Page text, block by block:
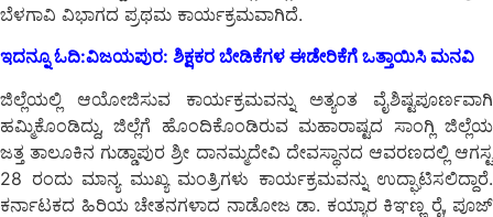
ಬೆಳಗಾವಿ ವಿಭಾಗದ ಪ್ರಥಮ ಕಾರ್ಯಕ್ರಮವಾಗಿದೆ.
ಇದನ್ನೂ ಓದಿ:ವಿಜಯಪುರ: ಶಿಕ್ಷಕರ ಬೇಡಿಕೆಗಳ ಈಡೇರಿಕೆಗೆ ಒತ್ತಾಯಿಸಿ ಮನವಿ
ಜಿಲ್ಲೆಯಲ್ಲಿ ಆಯೋಜಿಸುವ ಕಾರ್ಯಕ್ರಮವನ್ನು ಅತ್ಯಂತ ವೈಶಿಷ್ಟಪೂರ್ಣವಾಗಿ
ಹಮ್ಮಿಕೊಂಡಿದ್ದು, ಜಿಲ್ಲೆಗೆ ಹೊಂದಿಕೊಂಡಿರುವ ಮಹಾರಾಷ್ಟದ ಸಾಂಗ್ಲಿ ಜಿಲ್ಲೆಯ
ಜತ್ತ ತಾಲೂಕಿನ ಗುಡ್ಡಾಪುರ ಶ್ರೀ ದಾನಮ್ಮದೇವಿ ದೇವಸ್ಥಾನದ ಆವರಣದಲ್ಲಿ ಆಗಸ್ಟ
28 ರಂದು ಮಾನ್ಯ ಮುಖ್ಯ ಮಂತ್ರಿಗಳು ಕಾರ್ಯಕ್ರಮವನ್ನು ಉದ್ಘಾಟಿಸಲಿದ್ದಾರೆ.
ಕರ್ನಾಟಕದ ಹಿರಿಯ ಚೇತನಗಳಾದ ನಾಡೋಜ ಡಾ. ಕಯ್ಯಾರ ಕಿಞಣ್ಣ ರೈ, ಪೂಜ್